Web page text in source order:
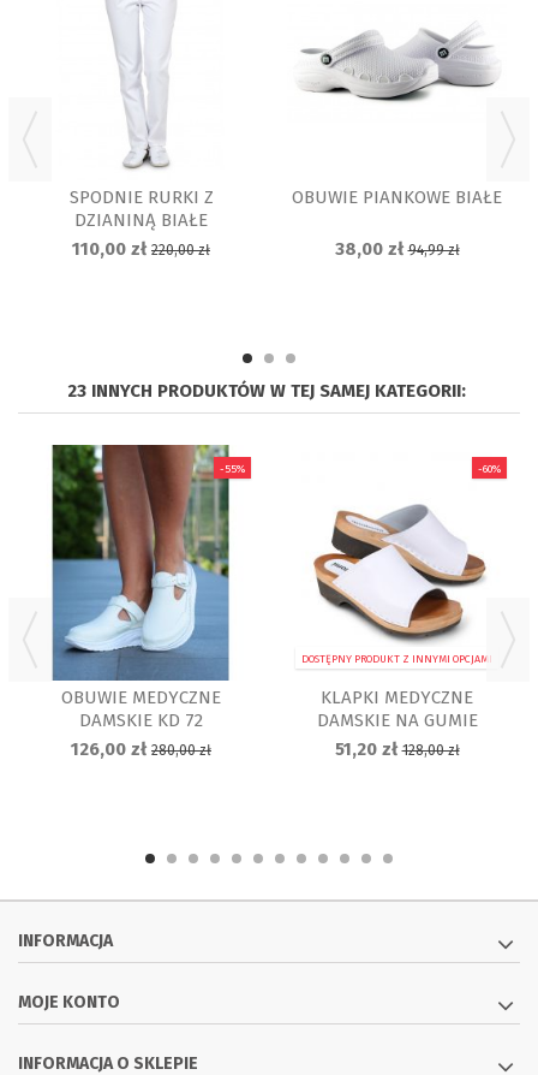
SPODNIE RURKI Z
DZIANINĄ BIAŁE
110,00 zł 220,00 zł
OBUWIE PIANKOWE BIAŁE
38,00 zł94,99 zł
23 INNYCH PRODUKTÓW W TEJ SAMEJ KATEGORII:
-55%
OBUWIE MEDYCZNE
DAMSKIE KD 72
126,00 zł 280,00 zł
-60%
DOSTĘPNY PRODUKT Z INNYMI OPCJAMI
KLAPKI MEDYCZNE
DAMSKIE NA GUMIE
51,20 zł128,00 zł
INFORMACJA
MOJE KONTO
INFORMACJA O SKLEPIE